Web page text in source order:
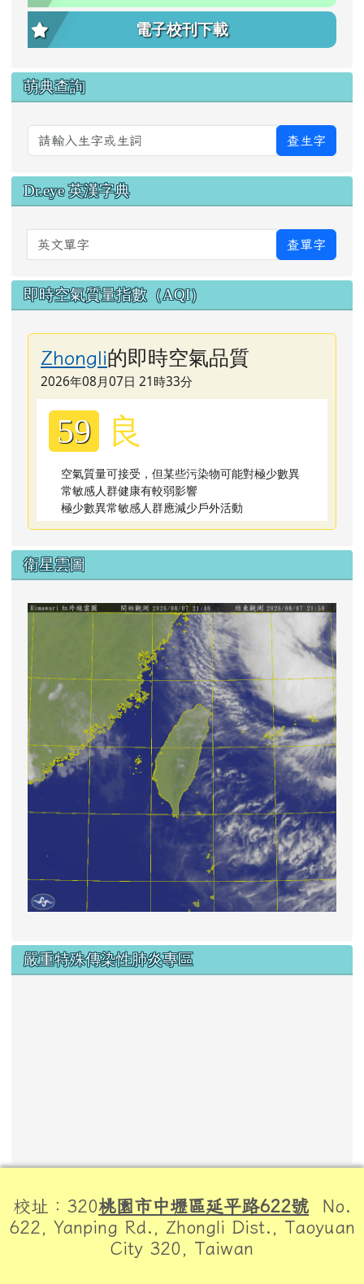
電子校刊下載
萌典查詢
查生字
Dr.eye 英漢字典
英文單字 查單字
即時空氣質量指數（AQI）
Zhongli的即時空氣品質
2026年08月07日 21時33分
59 良
空氣質量可接受，但某些污染物可能對極少數異
常敏感人群健康有較弱影響
極少數異常敏感人群應減少戶外活動
衛星雲圖
link
嚴重特殊傳染性肺炎專區
校址：320桃園市中壢區延平路622號 No.
622, Yanping Rd., Zhongli Dist., Taoyuan
City 320, Taiwan